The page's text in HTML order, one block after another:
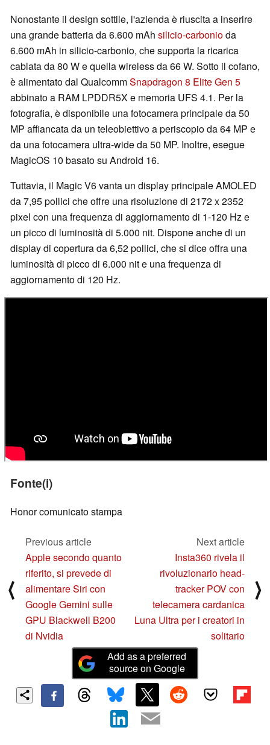
Nonostante il design sottile, l'azienda è riuscita a inserire
una grande batteria da 6.600 mAh silicio-carbonioda
6.600 mAh in silicio-carbonio, che supporta la ricarica
cablata da 80 W e quella wireless da 66 W. Sotto il cofano,
è alimentato dal QualcommSnapdragon 8 Elite Gen 5
abbinato a RAM LPDDR5X e memoria UFS 4.1. Per la
fotografia, è disponibile una fotocamera principale da 50
MP affiancata da un teleobiettivo a periscopio da 64 MP e
da una fotocamera ultra-wide da 50 MP. Inoltre, esegue
MagicOS 10 basato su Android 16.
Tuttavia, il Magic V6 vanta un display principale AMOLED
da 7,95 pollici che offre una risoluzione di 2172 x 2352
pixel con una frequenza di aggiornamento di 1-120 Hz e
un picco di luminosità di 5.000 nit. Dispone anche di un
display di copertura da 6,52 pollici, che si dice offra una
luminosità di picco di 6.000 nit e una frequenza di
aggiornamento di 120 Hz.
Fonte(i)
Honor comunicato stampa
⟨
Previous article
Apple secondo quanto
riferito, si prevede di
alimentare Siri con
Google Gemini sulle
GPU Blackwell B200
di Nvidia
Next article
Insta360 rivela il
rivoluzionario head-
tracker POV con
telecamera cardanica
Luna Ultra per i creatori in
solitario
⟩
Add as a preferred
source on Google